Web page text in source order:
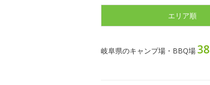
エリア順
岐阜県のキャンプ場・BBQ場 38